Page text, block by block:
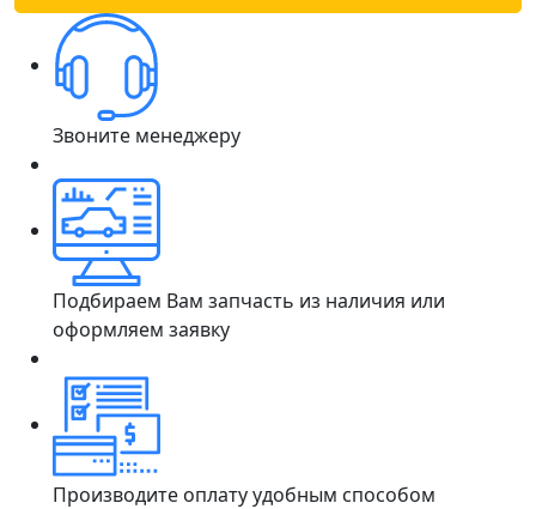
Звоните менеджеру
Подбираем Вам запчасть из наличия или
оформляем заявку
Производите оплату удобным способом